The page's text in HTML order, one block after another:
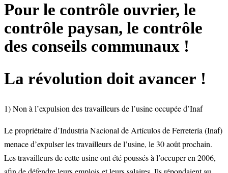
Pour le contrôle ouvrier, le
contrôle paysan, le contrôle
des conseils communaux !
La révolution doit avancer !
1) Non à l’expulsion des travailleurs de l’usine occupée d’Inaf
Le propriétaire d’Industria Nacional de Artículos de Ferretería (Inaf)
menace d’expulser les travailleurs de l’usine, le 30 août prochain.
Les travailleurs de cette usine ont été poussés à l’occuper en 2006,